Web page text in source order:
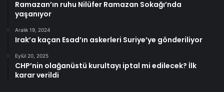
Ramazan’ın ruhu Nilüfer Ramazan Sokağı’nda
yaşanıyor
Aralık 19, 2024
Irak’a kaçan Esad’ın askerleri Suriye’ye gönderiliyor
Eylül 20, 2025
CHP’nin olağanüstü kurultayı iptal mi edilecek? İlk
karar verildi